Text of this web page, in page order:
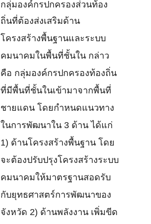
กลุ่มองค์กรปกครองส่วนท้อง
ถิ่นที่ต้องส่งเสริมด้าน
โครงสร้างพื้นฐานและระบบ
คมนาคมในพื้นที่ชั้นใน กล่าว
คือ กลุ่มองค์กรปกครองท้องถิ่น
ที่มีพื้นที่ชั้นในเข้ามาจากพื้นที่
ชายแดน โดยกำหนดแนวทาง
ในการพัฒนาใน 3 ด้าน ได้แก่
1) ด้านโครงสร้างพื้นฐาน โดย
จะต้องปรับปรุงโครงสร้างระบบ
คมนาคมให้มาตรฐานสอดรับ
กับยุทธศาสตร์การพัฒนาของ
จังหวัด 2) ด้านพลังงาน เพิ่มขีด